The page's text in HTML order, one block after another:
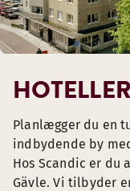
Planlægger du en
indbydende by
Hos Scandic er du
Gävle. Vi tilbyder